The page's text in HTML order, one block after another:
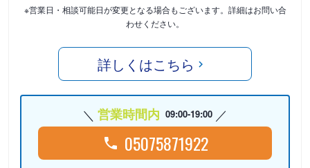
※営業日・相談可能日が変更となる場合もございます。詳細はお問い合
わせください。
詳しくはこちら
営業時間内 09:00-19:00
05075871922